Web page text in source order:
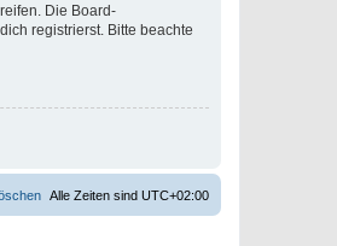
Die Board-
registrierst. Bitte beachte
Alle Zeiten sind UTC+02:00